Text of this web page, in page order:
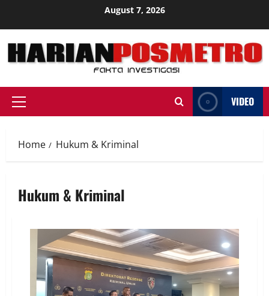
August 7, 2026
Primary
VIDEO
Home Hukum & Kriminal
Hukum & Kriminal